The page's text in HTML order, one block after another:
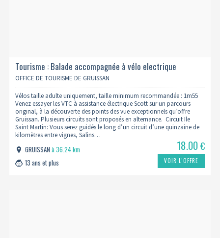
Tourisme : Balade accompagnée à vélo electrique
OFFICE DE TOURISME DE GRUISSAN
Vélos taille adulte uniquement, taille minimum recommandée : 1m55
Venez essayer les VTC à assistance électrique Scott sur un parcours
original, à la découverte des points des vue exceptionnels qu’offre
Gruissan. Plusieurs circuits sont proposés en alternance. Circuit Ile
Saint Martin: Vous serez guidés le long d’un circuit d’une quinzaine de
kilomètres entre vignes, Salins…
GRUISSANà 36.24 km
13 ans et plus
18.00€
VOIR L’OFFRE